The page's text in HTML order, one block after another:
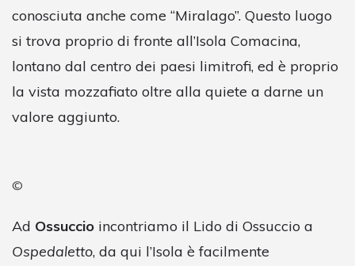
conosciuta anche come “Miralago”. Questo luogo
si trova proprio di fronte all’Isola Comacina,
lontano dal centro dei paesi limitrofi, ed è proprio
la vista mozzafiato oltre alla quiete a darne un
valore aggiunto.
©
Ad Ossuccio incontriamo il Lido di Ossuccio a
Ospedaletto, da qui l’Isola è facilmente